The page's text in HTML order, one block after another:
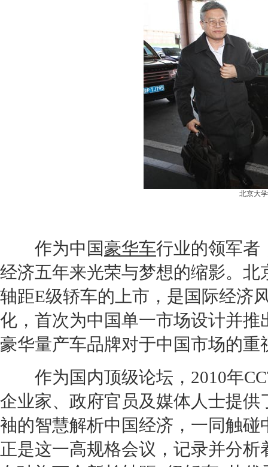
北京大
作为中国豪华车行业的领军者
经济五年来光荣与梦想的缩影。 北
轴距E级轿车的上市，是国际经济
化，首次为中国单一市场设计并
豪华量产车品牌对于中国市场的
作为国内顶级论坛，2010年CC
企业家、政府官员及媒体人士提
袖的智慧解析中国经济，一同触
正是这一高规格会议，记录并分